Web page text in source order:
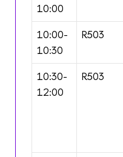
10:00
10:00-
10:30
R503
10:30-
12:00
R503